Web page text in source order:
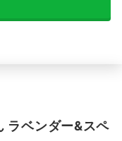
ラベンダー&スペ